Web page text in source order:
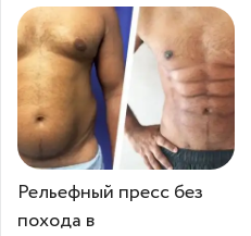
Рельефный пресс без
похода в